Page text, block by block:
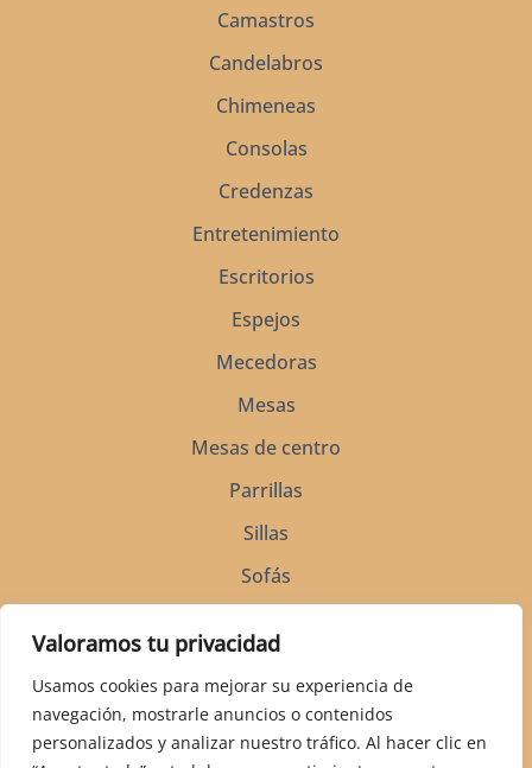
Valoramos tu privacidad
Usamos cookies para mejorar su experiencia de
navegación, mostrarle anuncios o contenidos
personalizados y analizar nuestro tráfico. Al hacer clic en
Camastros
Candelabros
Chimeneas
Consolas
Credenzas
Entretenimiento
Escritorios
Espejos
Mecedoras
Mesas
Mesas de centro
Parrillas
Sillas
Sofás
Vitrinas